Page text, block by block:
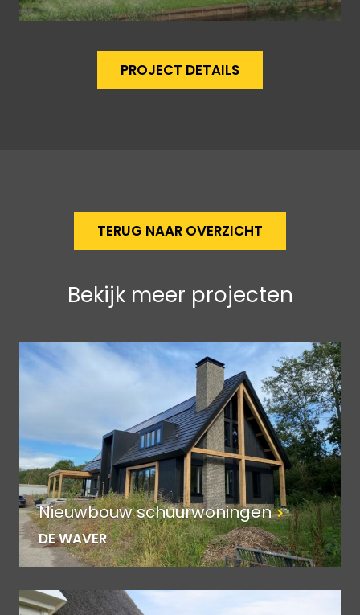
PROJECT DETAILS
TERUG NAAR OVERZICHT
Bekijk meer projecten
Nieuwbouw schuurwoningen
DE WAVER